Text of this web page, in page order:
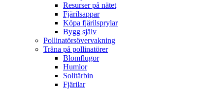
Resurser på nätet
Fjärilsappar
Köpa fjärilsprylar
Bygg själv
Pollinatörsövervakning
Träna på pollinatörer
Blomflugor
Humlor
Solitärbin
Fjärilar